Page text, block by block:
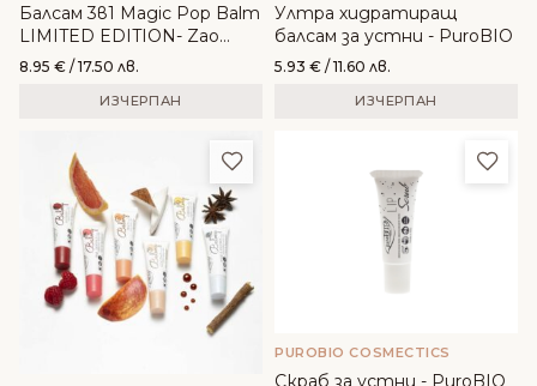
Балсам 3в1 Magic Pop Balm
LIMITED EDITION- Zao
Organic
8.95 € / 17.50 лв.
ИЗЧЕРПАН
Ултра хидратиращ
балсам за устни - PuroBIO
5.93 € / 11.60 лв.
ИЗЧЕРПАН
Добави в любими
PUROBIO COSMECTICS
Скраб за устни - PuroBIO